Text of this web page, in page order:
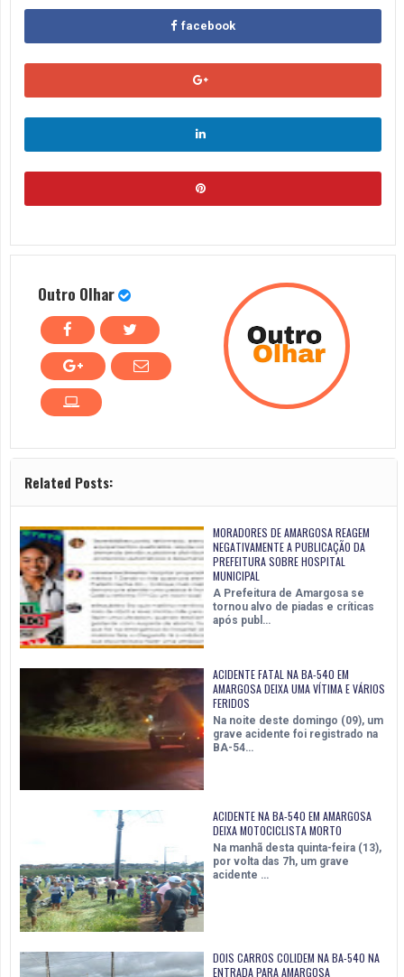
facebook
Outro Olhar
Related Posts:
MORADORES DE AMARGOSA REAGEM
NEGATIVAMENTE A PUBLICAÇÃO DA
PREFEITURA SOBRE HOSPITAL
MUNICIPAL
A Prefeitura de Amargosa se
tornou alvo de piadas e críticas
após publ…
ACIDENTE FATAL NA BA-540 EM
AMARGOSA DEIXA UMA VÍTIMA E VÁRIOS
FERIDOS
Na noite deste domingo (09), um
grave acidente foi registrado na
BA-54…
ACIDENTE NA BA-540 EM AMARGOSA
DEIXA MOTOCICLISTA MORTO
Na manhã desta quinta-feira (13),
por volta das 7h, um grave
acidente …
DOIS CARROS COLIDEM NA BA-540 NA
ENTRADA PARA AMARGOSA